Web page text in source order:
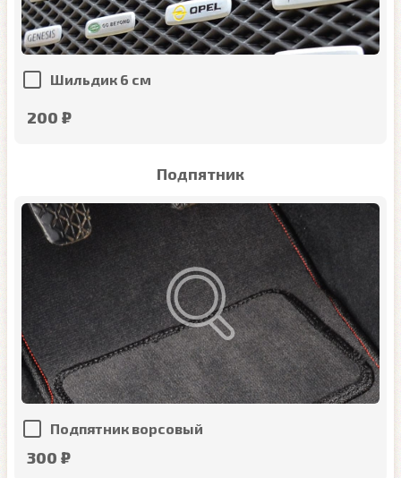
Шильдик 6 см
200 ₽
Подпятник
Подпятник ворсовый
300 ₽